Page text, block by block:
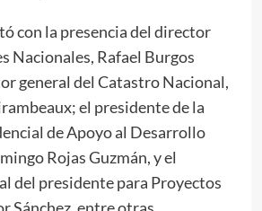
con la presencia del director
Nacionales, Rafael Burgos
general del Catastro Nacional,
el presidente de la
de Apoyo al Desarrollo
Rojas Guzmán, y el
del presidente para Proyectos
Sánchez, entre otras